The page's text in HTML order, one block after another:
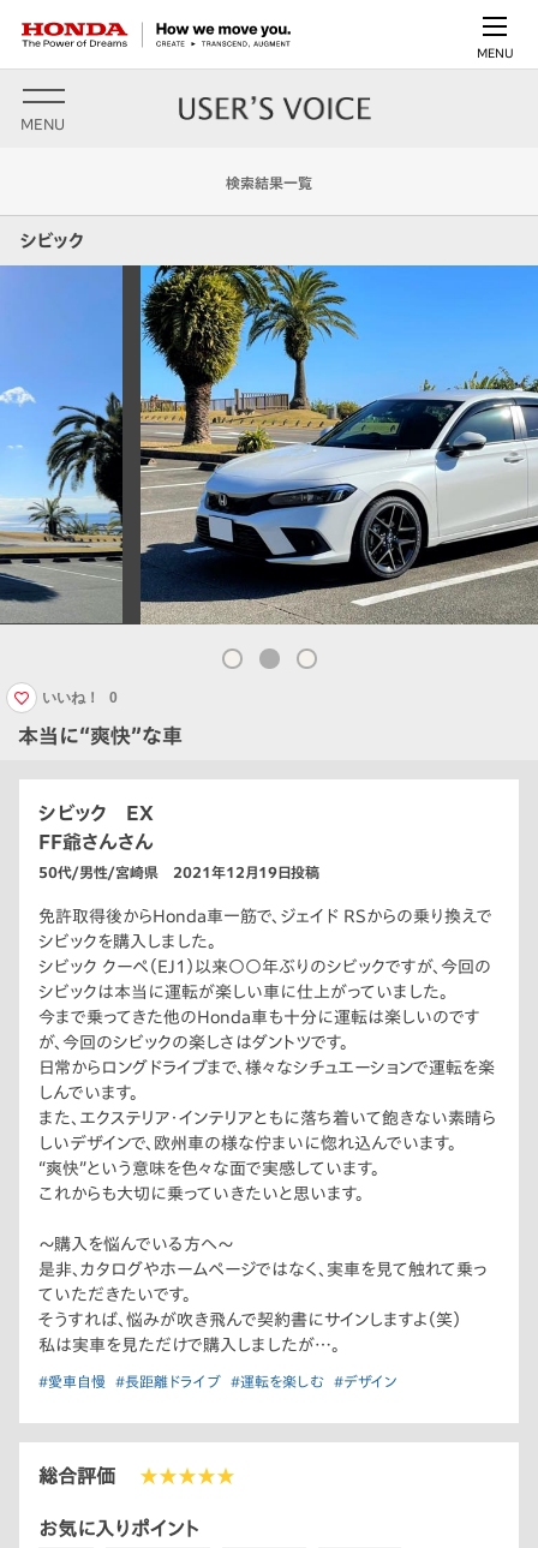
MENU
MENU
検索結果一覧
シビック
本当に“爽快”な車
いいね！ 0
シビック EX
FF爺さんさん
50代/男性/宮崎県 2021年12月19日投稿
免許取得後からHonda車一筋で、ジェイド RSからの乗り換えで
シビックを購入しました。
シビック クーペ（EJ1）以来○○年ぶりのシビックですが、今回の
シビックは本当に運転が楽しい車に仕上がっていました。
今まで乗ってきた他のHonda車も十分に運転は楽しいのです
が、今回のシビックの楽しさはダントツです。
日常からロングドライブまで、様々なシチュエーションで運転を楽
しんでいます。
また、エクステリア・インテリアともに落ち着いて飽きない素晴ら
しいデザインで、欧州車の様な佇まいに惚れ込んでいます。
“爽快”という意味を色々な面で実感しています。
これからも大切に乗っていきたいと思います。
〜購入を悩んでいる方へ〜
是非、カタログやホームページではなく、実車を見て触れて乗っ
ていただきたいです。
そうすれば、悩みが吹き飛んで契約書にサインしますよ（笑）
私は実車を見ただけで購入しましたが…。
#愛車自慢 #長距離ドライブ #運転を楽しむ #デザイン
総合評価 ★★★★★
お気に入りポイント